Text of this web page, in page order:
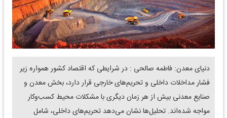
دنیای معدن: فاطمه صالحی : در شرایطی که اقتصاد کشور همواره زیر
فشار مداخلات داخلی و تحریم‌های خارجی قرار دارد، بخش معدن و
صنایع معدنی بیش از هر زمان دیگری با مشکلات محیط کسب‌وکار
مواجه شده‌اند. تحلیل‌ها نشان می‌دهد تحریم‌های داخلی، شامل